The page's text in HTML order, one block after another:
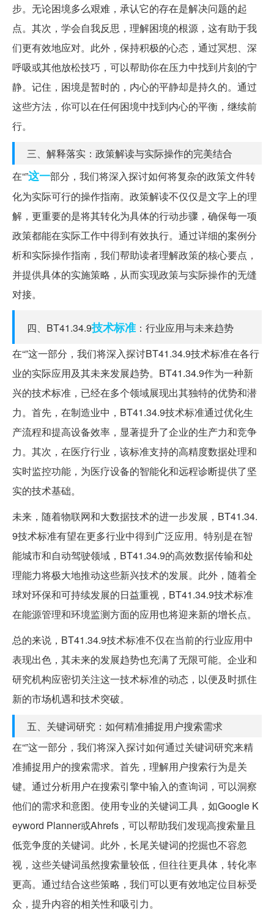
步。无论困境多么艰难，承认它的存在是解决问题的起
点。其次，学会自我反思，理解困境的根源，这有助于我
们更有效地应对。此外，保持积极的心态，通过冥想、深
呼吸或其他放松技巧，可以帮助你在压力中找到片刻的宁
静。记住，困境是暂时的，内心的平静却是持久的。通过
这些方法，你可以在任何困境中找到内心的平衡，继续前
行。
三、解释落实：政策解读与实际操作的完美结合
在“”这一部分，我们将深入探讨如何将复杂的政策文件转
化为实际可行的操作指南。政策解读不仅仅是文字上的理
解，更重要的是将其转化为具体的行动步骤，确保每一项
政策都能在实际工作中得到有效执行。通过详细的案例分
析和实际操作指南，我们帮助读者理解政策的核心要点，
并提供具体的实施策略，从而实现政策与实际操作的无缝
对接。
四、BT41.34.9技术标准：行业应用与未来趋势
在“”这一部分，我们将深入探讨BT41.34.9技术标准在各行
业的实际应用及其未来发展趋势。BT41.34.9作为一种新
兴的技术标准，已经在多个领域展现出其独特的优势和潜
力。首先，在制造业中，BT41.34.9技术标准通过优化生
产流程和提高设备效率，显著提升了企业的生产力和竞争
力。其次，在医疗行业，该标准支持的高精度数据处理和
实时监控功能，为医疗设备的智能化和远程诊断提供了坚
实的技术基础。
未来，随着物联网和大数据技术的进一步发展，BT41.34.
9技术标准有望在更多行业中得到广泛应用。特别是在智
能城市和自动驾驶领域，BT41.34.9的高效数据传输和处
理能力将极大地推动这些新兴技术的发展。此外，随着全
球对环保和可持续发展的日益重视，BT41.34.9技术标准
在能源管理和环境监测方面的应用也将迎来新的增长点。
总的来说，BT41.34.9技术标准不仅在当前的行业应用中
表现出色，其未来的发展趋势也充满了无限可能。企业和
研究机构应密切关注这一技术标准的动态，以便及时抓住
新的市场机遇和技术突破。
五、关键词研究：如何精准捕捉用户搜索需求
在“”这一部分，我们将深入探讨如何通过关键词研究来精
准捕捉用户的搜索需求。首先，理解用户搜索行为是关
键。通过分析用户在搜索引擎中输入的查询词，可以洞察
他们的需求和意图。使用专业的关键词工具，如Google K
eyword Planner或Ahrefs，可以帮助我们发现高搜索量且
低竞争度的关键词。此外，长尾关键词的挖掘也不容忽
视，这些关键词虽然搜索量较低，但往往更具体，转化率
更高。通过结合这些策略，我们可以更有效地定位目标受
众，提升内容的相关性和吸引力。